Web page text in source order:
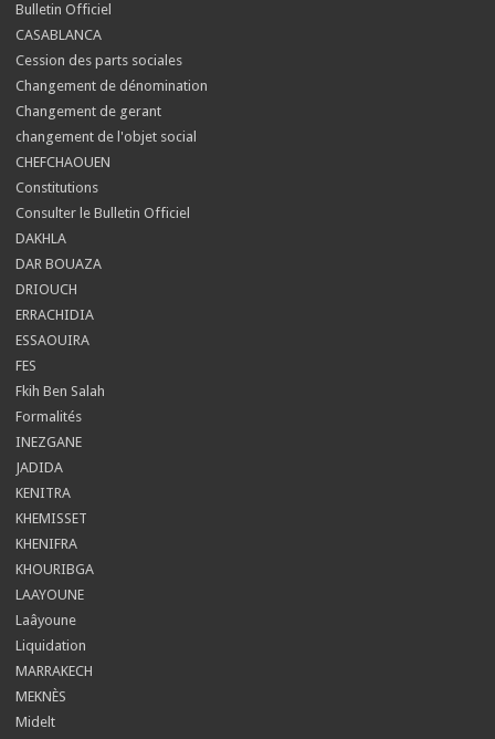
Bulletin Officiel
CASABLANCA
Cession des parts sociales
Changement de dénomination
Changement de gerant
changement de l'objet social
CHEFCHAOUEN
Constitutions
Consulter le Bulletin Officiel
DAKHLA
DAR BOUAZA
DRIOUCH
ERRACHIDIA
ESSAOUIRA
FES
Fkih Ben Salah
Formalités
INEZGANE
JADIDA
KENITRA
KHEMISSET
KHENIFRA
KHOURIBGA
LAAYOUNE
Laâyoune
Liquidation
MARRAKECH
MEKNÈS
Midelt